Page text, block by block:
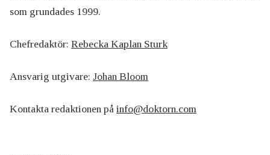
som grundades 1999.
Chefredaktör: Rebecka Kaplan Sturk
Ansvarig utgivare: Johan Bloom
Kontakta redaktionen på info@doktorn.com